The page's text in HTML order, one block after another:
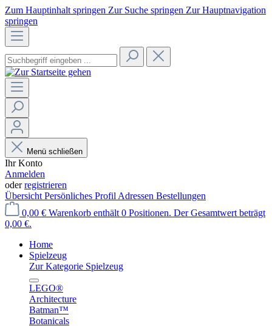
Zum Hauptinhalt springen Zur Suche springen Zur Hauptnavigation
springen
Menü schließen
Ihr Konto
Anmelden
oderregistrieren
Übersicht Persönliches Profil Adressen Bestellungen
0,00 € Warenkorb enthält 0 Positionen. Der Gesamtwert beträgt
0,00 €.
Home
Spielzeug
Zur Kategorie Spielzeug
LEGO®
Architecture
Batman™
Botanicals